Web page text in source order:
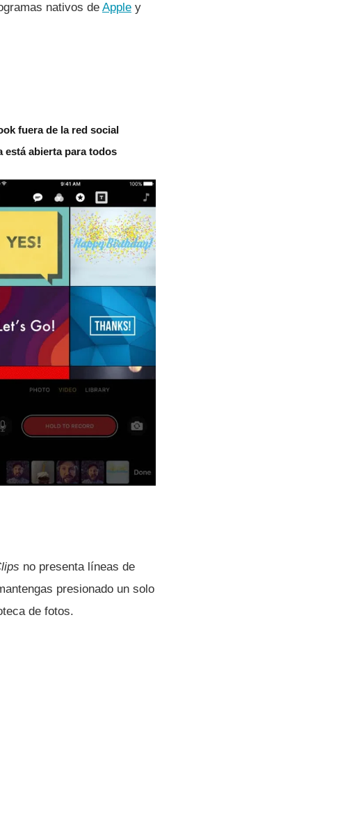
nativos de Apple y
fuera de la red social
está abierta para todos
no presenta lí­neas de
presionado un solo
de fotos.